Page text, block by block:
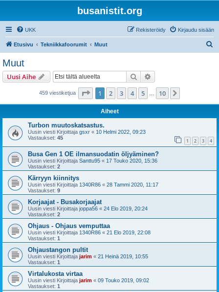
busanistit.org
UKK Kirjaudu sisään
Rekisteröidy
Etusivu Tekniikkafoorumit Muut
Muut
Uusi Aihe Etsi
459 viestiketjua Sivu /10
1 2 3 4 5 10
Aiheet
Turbon muutoskatsastus.
Uusin viesti Kirjoittaja gsxr « 10 Helmi 2022, 09:23
Vastaukset: 45 1 2 3 4
Busa Gen 1 OE ilmansuodatin öljyäminen?
Uusin viesti Kirjoittaja Santtu95 « 17 Touko 2020, 15:36
Vastaukset: 2
Kärryyn kiinnitys
Uusin viesti Kirjoittaja 1340R86 « 28 Tammi 2020, 11:17
Vastaukset: 9
Korjaajat - Busakorjaajat
Uusin viesti Kirjoittaja joppa56 « 24 Elo 2019, 20:24
Vastaukset: 2
Ohjaus - Ohjaus vemputtaa
Uusin viesti Kirjoittaja 1340R86 « 21 Elo 2019, 22:08
Vastaukset: 1
Ohjaustangon pultit
Uusin viesti Kirjoittaja jarim « 21 Heinä 2019, 10:55
Vastaukset: 1
Virtalukosta virtaa
Uusin viesti Kirjoittaja jarim « 09 Touko 2019, 09:02
Vastaukset: 1